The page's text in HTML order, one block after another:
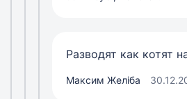
Разводят как котят
Максим Желіба